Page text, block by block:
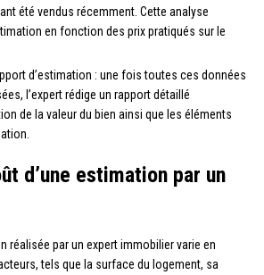
été vendus récemment. Cette analyse
en fonction des prix pratiqués sur le
d’estimation : une fois toutes ces données
l’expert rédige un rapport détaillé
de la valeur du bien ainsi que les éléments
d’une estimation par un
réalisée par un expert immobilier varie en
tels que la surface du logement, sa